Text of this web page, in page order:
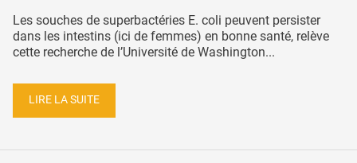
Les souches de superbactéries E. coli peuvent persister
dans les intestins (ici de femmes) en bonne santé, relève
cette recherche de l’Université de Washington...
LIRE LA SUITE